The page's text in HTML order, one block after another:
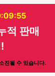
적 판매
진될 수 있습니다.